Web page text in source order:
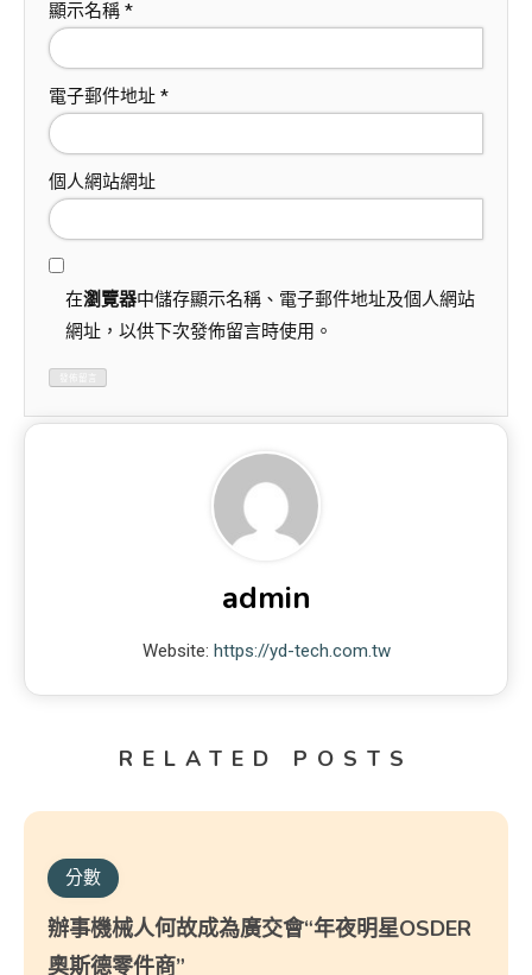
顯示名稱 *
電子郵件地址 *
個人網站網址
在瀏覽器中儲存顯示名稱、電子郵件地址及個人網站
網址，以供下次發佈留言時使用。
admin
Website: https://yd-tech.com.tw
RELATED POSTS
分數
辦事機械人何故成為廣交會“年夜明星OSDER
奧斯德零件商”